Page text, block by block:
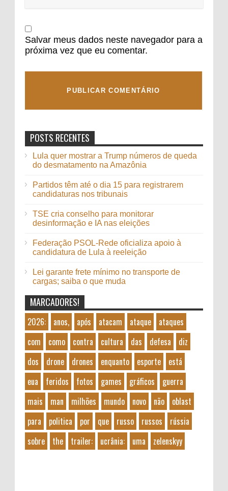
Salvar meus dados neste navegador para a
próxima vez que eu comentar.
POSTS RECENTES
Lula quer mostrar a Trump números de queda
do desmatamento na Amazônia
Partidos têm até o dia 15 para registrarem
candidaturas nos tribunais
TSE cria conselho para monitorar
desinformação e IA nas eleições
Federação PSOL-Rede oficializa apoio à
candidatura de Lula à reeleição
Lei garante frete mínimo no transporte de
cargas; saiba o que muda
MARCADORES!
2026: anos, após atacam ataque
ataques
com
como contra cultura das defesa
diz
dos
drone drones enquanto esporte
está
eua
feridos fotos games gráficos
guerra
mais
man milhões mundo novo não
oblast
para
politica por que russo russos
rússia
sobre
the trailer: ucrânia: uma zelenskyy